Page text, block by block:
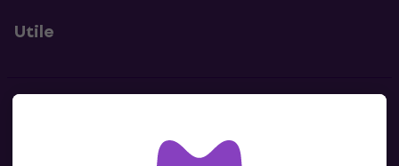
Utile
Contacte nous